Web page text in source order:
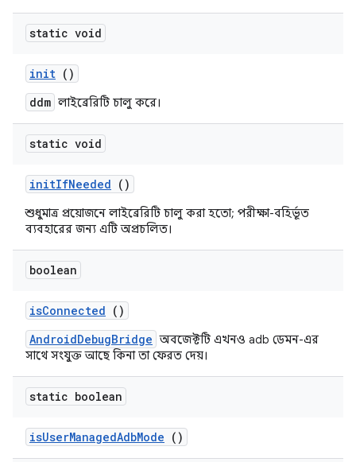
static void
init ()
ddm লাইব্রেরিটি চালু করে।
static void
initIfNeeded ()
শুধুমাত্র প্রয়োজনে লাইব্রেরিটি চালু করা হতো; পরীক্ষা-বহির্ভূত
ব্যবহারের জন্য এটি অপ্রচলিত।
boolean
isConnected ()
AndroidDebugBridge অবজেক্টটি এখনও adb ডেমন-এর
সাথে সংযুক্ত আছে কিনা তা ফেরত দেয়।
static boolean
isUserManagedAdbMode ()